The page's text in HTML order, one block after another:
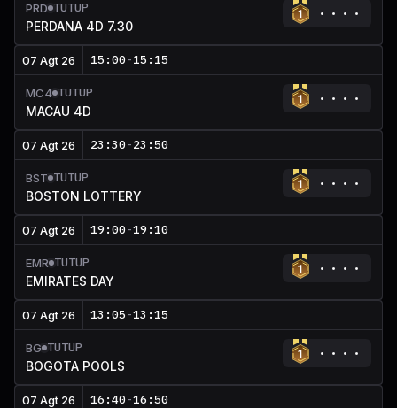
PRD TUTUP
PERDANA 4D 7.30
07 Agt 26 15:00-15:15
MC4 TUTUP
MACAU 4D
07 Agt 26 23:30-23:50
BST TUTUP
BOSTON LOTTERY
07 Agt 26 19:00-19:10
EMR TUTUP
EMIRATES DAY
07 Agt 26 13:05-13:15
BG TUTUP
BOGOTA POOLS
07 Agt 26 16:40-16:50